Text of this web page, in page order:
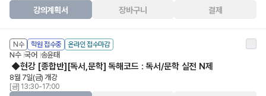
강의계획서 장바구니 결제
N수 학원 접수중 온라인 접수마감
N수 국어 송윤태
◆현강 [종합반][독서,문학] 독해코드 : 독서/문학 실전 N제
8월 7일(금) 개강
[금] 13:30-17:00